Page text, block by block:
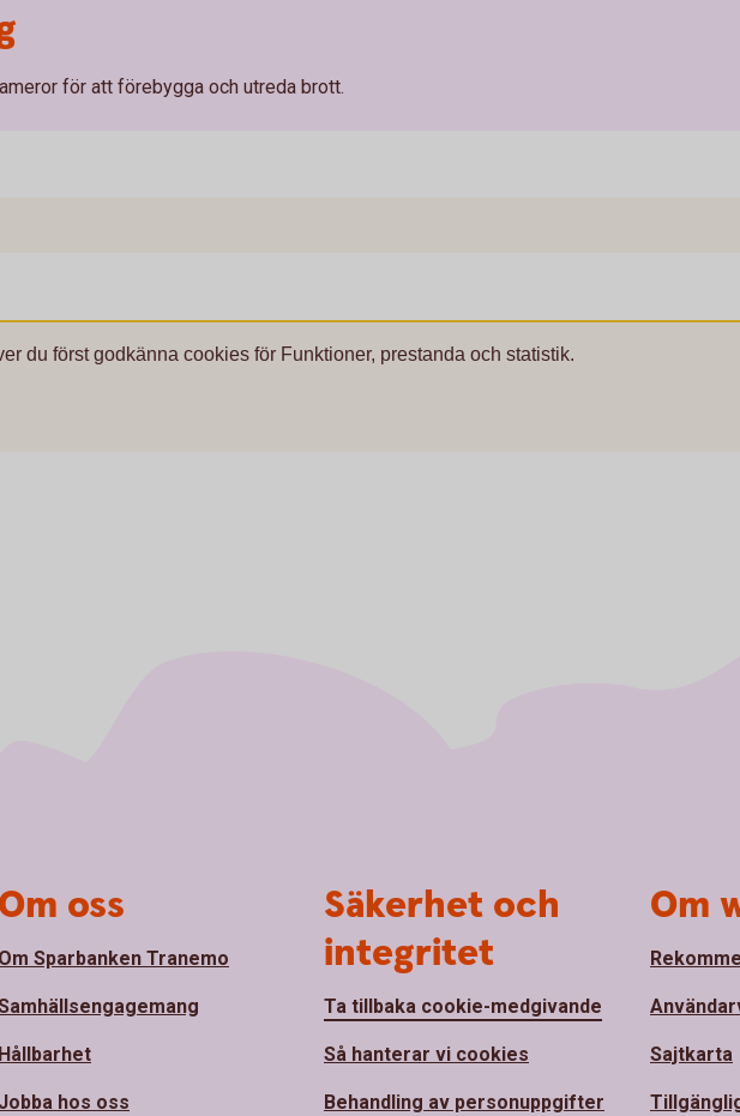
för att förebygga och utreda brott.
du först godkänna cookies för Funktioner, prestanda och statistik.
Om oss
Om Sparbanken Tranemo
Hållbarhet
Jobba hos oss
Säkerhet och
integritet
Ta tillbaka cookie-medgivande
Så hanterar vi cookies
Behandling av personuppgifter
Om
Sajtkarta